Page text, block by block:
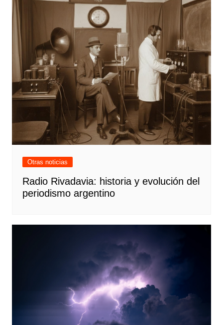
Otras noticias
Radio Rivadavia: historia y evolución del
periodismo argentino